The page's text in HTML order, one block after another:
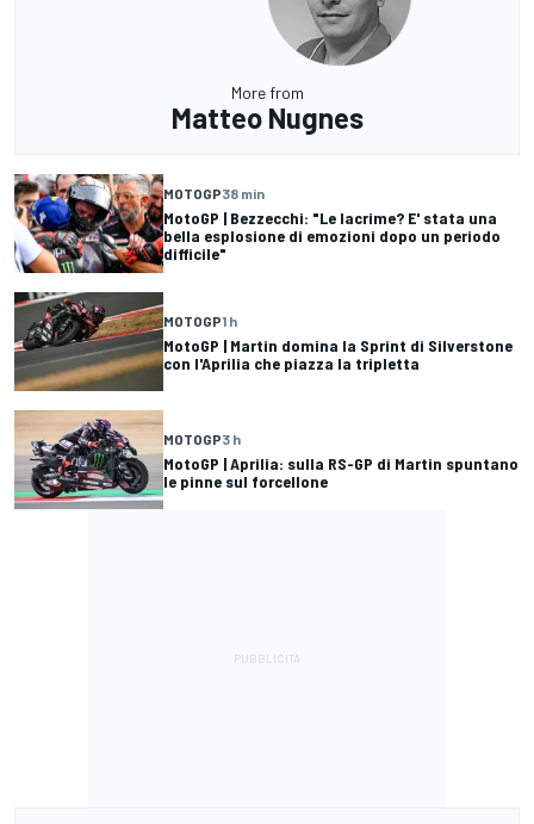
More from
Matteo Nugnes
MOTOGP38 min
MotoGP | Bezzecchi: "Le lacrime? E' stata una
bella esplosione di emozioni dopo un periodo
difficile"
MOTOGP1 h
MotoGP | Martin domina la Sprint di Silverstone
con l'Aprilia che piazza la tripletta
MOTOGP3 h
MotoGP | Aprilia: sulla RS-GP di Martin spuntano
le pinne sul forcellone